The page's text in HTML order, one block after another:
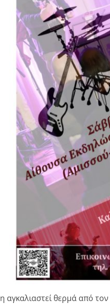
αγκαλιαστεί θερμά από τον